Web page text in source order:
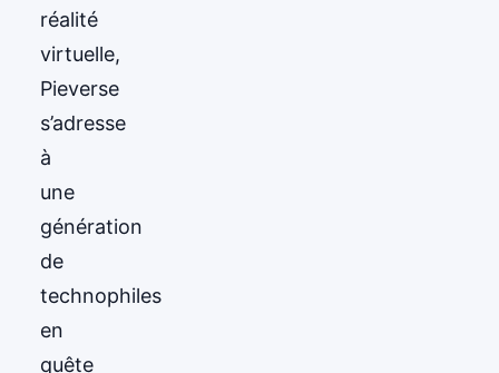
réalité
virtuelle,
Pieverse
s’adresse
à
une
génération
de
technophiles
en
quête